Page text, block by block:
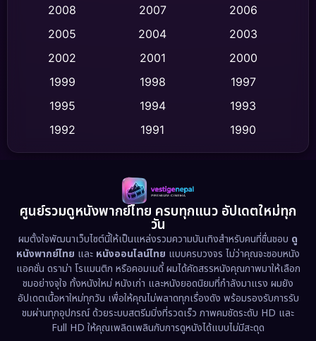
Crime อาชญากรรม (520)
Cult Film
Dance เต้น (10)
Detective สืบสวน (75)
Disaster (13)
Disney+ (5)
Documentary สารคดี (93)
Drama ดราม่า (1,486)
Dystopian (17)
2008
2007
2006
2005
2004
2003
2002
2001
2000
1999
1998
1997
1995
1994
1993
1992
1991
1990
1989
1988
1986
1983
1978
1974
1962
ศูนย์รวมดูหนังพากย์ไทย ครบทุกแนว อัปเดตใหม่ทุก
วัน
ผมตั้งใจพัฒนาเว็บไซต์นี้ให้เป็นแหล่งรวมความบันเทิงสำหรับคนที่ชื่นชอบ ดู
หนังพากย์ไทย และ หนังออนไลน์ไทย แบบครบวงจร ไม่ว่าคุณจะชอบหนัง
แอคชั่น ดราม่า โรแมนติก หรือคอมเมดี้ ผมได้คัดสรรหนังคุณภาพมาให้เลือก
ชมอย่างจุใจ ทั้งหนังใหม่ หนังเก่า และหนังยอดนิยมที่กำลังมาแรง ผมยัง
อัปเดตเนื้อหาใหม่ทุกวัน เพื่อให้คุณไม่พลาดทุกเรื่องดัง พร้อมรองรับการรับ
ชมผ่านทุกอุปกรณ์ ด้วยระบบสตรีมมิ่งที่รวดเร็ว ภาพคมชัดระดับ HD และ
Full HD ให้คุณเพลิดเพลินกับการดูหนังได้แบบไม่มีสะดุด